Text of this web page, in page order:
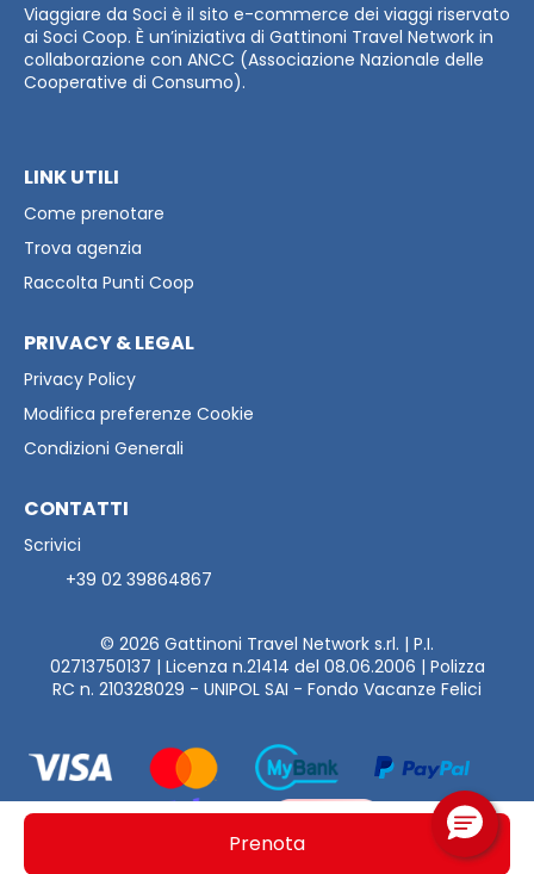
Prenota
Viaggiare da Soci è il sito e-commerce dei viaggi riservato
ai Soci Coop. È un’iniziativa di Gattinoni Travel Network in
collaborazione con ANCC (Associazione Nazionale delle
Cooperative di Consumo).
LINK UTILI
Come prenotare
Trova agenzia
Raccolta Punti Coop
PRIVACY & LEGAL
Privacy Policy
Modifica preferenze Cookie
Condizioni Generali
CONTATTI
Scrivici
+39 02 39864867
© 2026 Gattinoni Travel Network s.rl. | P.I.
02713750137 | Licenza n.21414 del 08.06.2006 | Polizza
RC n. 210328029 - UNIPOL SAI - Fondo Vacanze Felici